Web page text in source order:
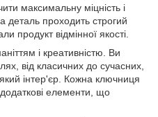
максимальну міцність і
деталь проходить строгий
продукт відмінної якості.
і креативністю. Ви
від класичних до сучасних,
інтер'єр. Кожна ключниця
додаткові елементи, що